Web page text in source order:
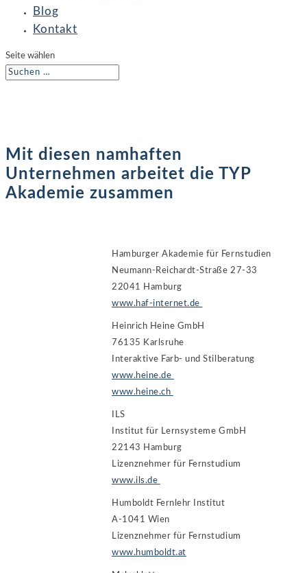
Blog
Kontakt
Seite wählen
Mit diesen namhaften
Unternehmen arbeitet die TYP
Akademie zusammen
Hamburger Akademie für Fernstudien
Neumann-Reichardt-Straße 27-33
22041 Hamburg
www.haf-internet.de
Heinrich Heine GmbH
76135 Karlsruhe
Interaktive Farb- und Stilberatung
www.heine.de
www.heine.ch
ILS
Institut für Lernsysteme GmbH
22143 Hamburg
Lizenznehmer für Fernstudium
www.ils.de
Humboldt Fernlehr Institut
A-1041 Wien
Lizenznehmer für Fernstudium
www.humboldt.at